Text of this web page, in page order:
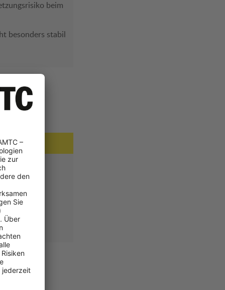
beim
besonders stabil